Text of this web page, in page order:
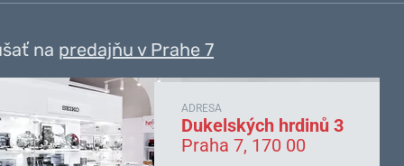
na predajňu v Prahe 7
ADRESA
Dukelských hrdinů 3
Praha 7, 170 00